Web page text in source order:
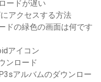
ードが遅い
アクセスする方法
ドの緑色の画面は何です
アイコン
ンロード
アルバムのダウンロー